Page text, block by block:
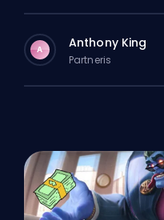
A Anthony King
Partneris